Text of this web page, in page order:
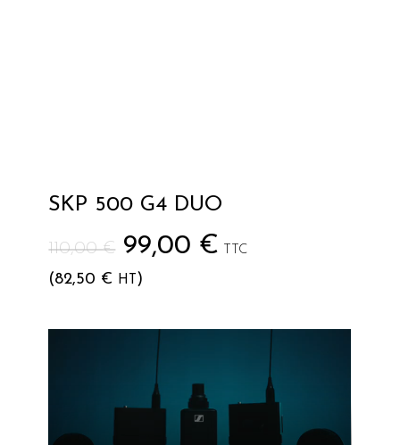
SKP 500 G4 DUO
110,00€ Le
prix
était :
110,00 €.
99,00 € Le
est :
99,00 €.
TTC
(82,50 € HT )